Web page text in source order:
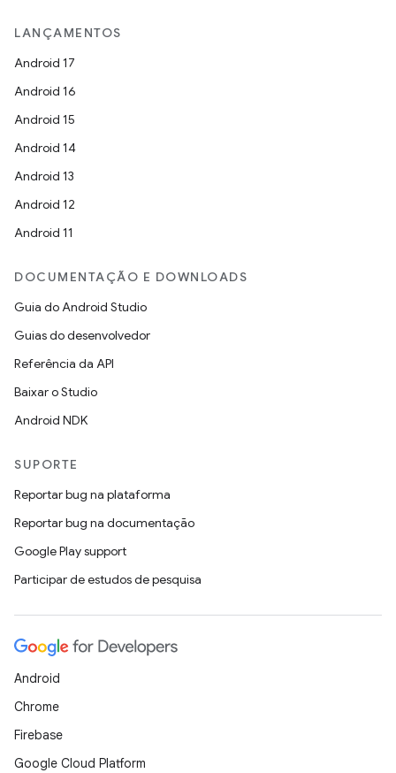
LANÇAMENTOS
Android 17
Android 16
Android 15
Android 14
Android 13
Android 12
Android 11
DOCUMENTAÇÃO E DOWNLOADS
Guia do Android Studio
Guias do desenvolvedor
Referência da API
Baixar o Studio
Android NDK
SUPORTE
Reportar bug na plataforma
Reportar bug na documentação
Google Play support
Participar de estudos de pesquisa
Android
Chrome
Firebase
Google Cloud Platform